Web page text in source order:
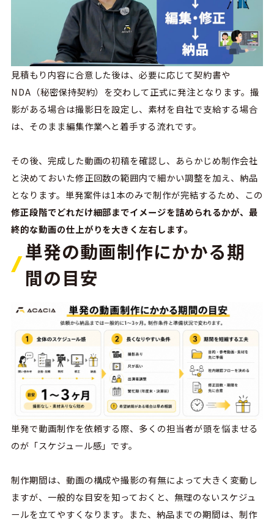
見積もり内容に合意した後は、必要に応じて契約書や
NDA（秘密保持契約）を交わして正式に発注となります。撮
影がある場合は撮影日を設定し、素材を自社で支給する場合
は、そのまま編集作業へと着手する流れです。
その後、完成した動画の初稿を確認し、あらかじめ制作会社
と決めておいた修正回数の範囲内で細かい調整を加え、納品
となります。単発案件は1本のみで制作が完結するため、この
修正段階でどれだけ細部までイメージを詰められるかが、最
終的な動画の仕上がりを大きく左右します。
単発の動画制作にかかる期
間の目安
単発で動画制作を依頼する際、多くの担当者が頭を悩ませる
のが「スケジュール感」です。
制作期間は、動画の構成や撮影の有無によって大きく変動し
ますが、一般的な目安を知っておくと、無理のないスケジュ
ールを立てやすくなります。また、納品までの期間は、制作